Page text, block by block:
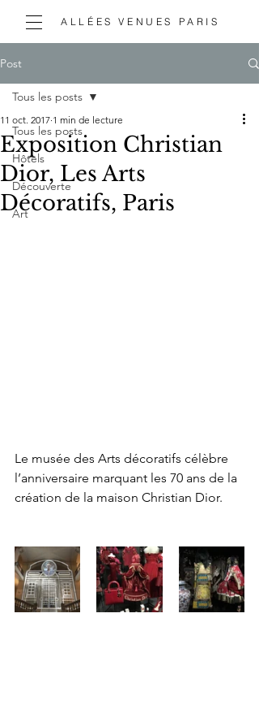
ALLÉES VENUES PARIS
Post
Tous les posts
Hôtels
Découverte
Art
Tous les posts
Exposition Christian
Dior, Les Arts
Décoratifs, Paris
11 oct. 2017 1 min de lecture
Le musée des Arts décoratifs célèbre
l’anniversaire marquant les 70 ans de la
création de la maison Christian Dior.